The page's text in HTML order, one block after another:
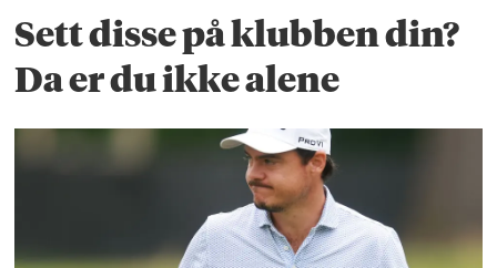
Sett disse på klubben din?
Da er du ikke alene